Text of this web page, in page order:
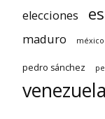
elecciones
maduro méxico
pedro sánchez
venezuela